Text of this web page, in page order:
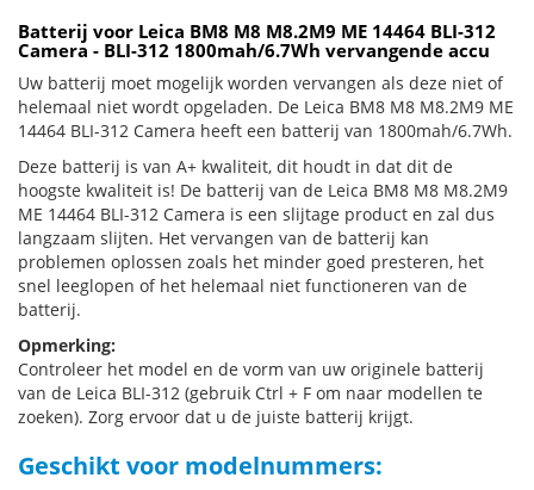
Batterij voor Leica BM8 M8 M8.2M9 ME 14464 BLI-312
Camera - BLI-312 1800mah/6.7Wh vervangende accu
Uw batterij moet mogelijk worden vervangen als deze niet of
helemaal niet wordt opgeladen. De Leica BM8 M8 M8.2M9 ME
14464 BLI-312 Camera heeft een batterij van 1800mah/6.7Wh.
Deze batterij is van A+ kwaliteit, dit houdt in dat dit de
hoogste kwaliteit is! De batterij van de Leica BM8 M8 M8.2M9
ME 14464 BLI-312 Camera is een slijtage product en zal dus
langzaam slijten. Het vervangen van de batterij kan
problemen oplossen zoals het minder goed presteren, het
snel leeglopen of het helemaal niet functioneren van de
batterij.
Opmerking:
Controleer het model en de vorm van uw originele batterij
van de Leica BLI-312 (gebruik Ctrl + F om naar modellen te
zoeken). Zorg ervoor dat u de juiste batterij krijgt.
Geschikt voor modelnummers: